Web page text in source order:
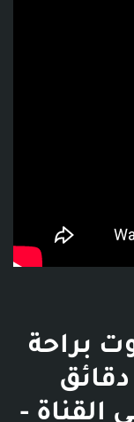
براحة
وشوفوا واليوم !. - 9 دقائق
القناة -